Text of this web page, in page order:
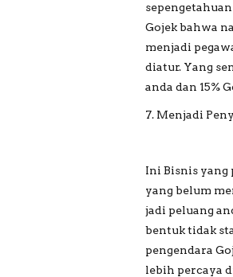
Gojek bahwa
menjadi
diatur. Yang
anda dan 15%
7. Menjadi
Ini Bisnis yang
yang belum
jadi peluang
bentuk tidak
pengendara
lebih percaya